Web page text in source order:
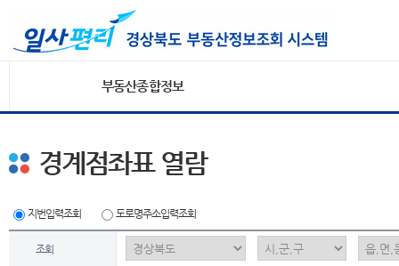
부동산종합정보
경계점좌표 열람
지번입력조회 도로명주소입력조회
조회